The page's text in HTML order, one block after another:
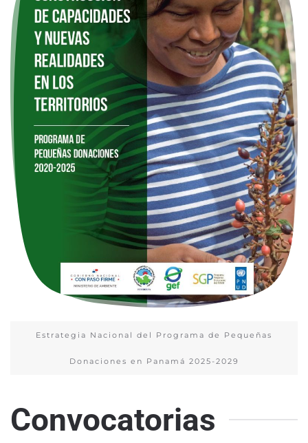
Estrategia Nacional del Programa de Pequeñas
Donaciones en Panamá 2025-2029
Convocatorias